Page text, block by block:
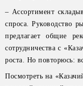
– Ассортимент
спроса. Руководство
предлагает общие
сотрудничества с
роста. Но повторюсь:
Посмотреть на